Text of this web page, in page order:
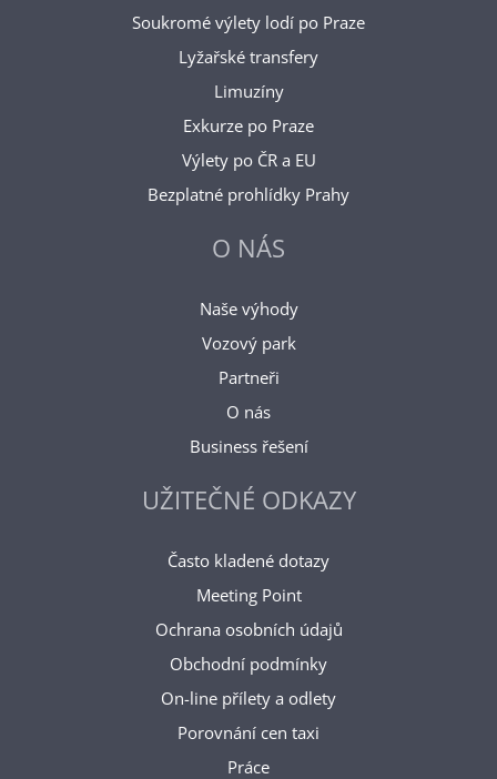
Soukromé výlety lodí po Praze
Lyžařské transfery
Limuzíny
Exkurze po Praze
Výlety po ČR a EU
Bezplatné prohlídky Prahy
O NÁS
Naše výhody
Vozový park
Partneři
O nás
Business řešení
UŽITEČNÉ ODKAZY
Často kladené dotazy
Meeting Point
Ochrana osobních údajů
Obchodní podmínky
On-line přílety a odlety
Porovnání cen taxi
Práce